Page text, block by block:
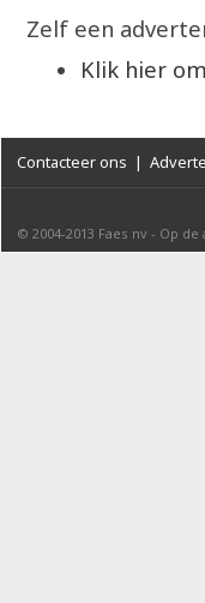
Zelf een
Klik hier
Contacteer ons |
© 2004-2013 Faes nv - Op de